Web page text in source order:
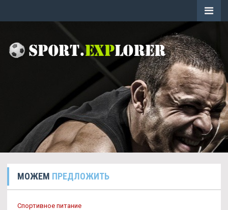
МОЖЕМ ПРЕДЛОЖИТЬ
Спортивное питание